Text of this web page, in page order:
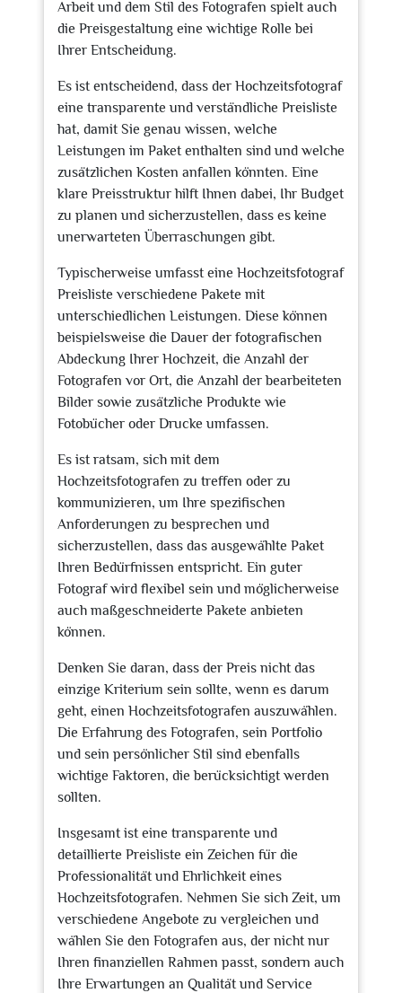
Arbeit und dem Stil des Fotografen spielt auch
die Preisgestaltung eine wichtige Rolle bei
Ihrer Entscheidung.
Es ist entscheidend, dass der Hochzeitsfotograf
eine transparente und verständliche Preisliste
hat, damit Sie genau wissen, welche
Leistungen im Paket enthalten sind und welche
zusätzlichen Kosten anfallen könnten. Eine
klare Preisstruktur hilft Ihnen dabei, Ihr Budget
zu planen und sicherzustellen, dass es keine
unerwarteten Überraschungen gibt.
Typischerweise umfasst eine Hochzeitsfotograf
Preisliste verschiedene Pakete mit
unterschiedlichen Leistungen. Diese können
beispielsweise die Dauer der fotografischen
Abdeckung Ihrer Hochzeit, die Anzahl der
Fotografen vor Ort, die Anzahl der bearbeiteten
Bilder sowie zusätzliche Produkte wie
Fotobücher oder Drucke umfassen.
Es ist ratsam, sich mit dem
Hochzeitsfotografen zu treffen oder zu
kommunizieren, um Ihre spezifischen
Anforderungen zu besprechen und
sicherzustellen, dass das ausgewählte Paket
Ihren Bedürfnissen entspricht. Ein guter
Fotograf wird flexibel sein und möglicherweise
auch maßgeschneiderte Pakete anbieten
können.
Denken Sie daran, dass der Preis nicht das
einzige Kriterium sein sollte, wenn es darum
geht, einen Hochzeitsfotografen auszuwählen.
Die Erfahrung des Fotografen, sein Portfolio
und sein persönlicher Stil sind ebenfalls
wichtige Faktoren, die berücksichtigt werden
sollten.
Insgesamt ist eine transparente und
detaillierte Preisliste ein Zeichen für die
Professionalität und Ehrlichkeit eines
Hochzeitsfotografen. Nehmen Sie sich Zeit, um
verschiedene Angebote zu vergleichen und
wählen Sie den Fotografen aus, der nicht nur
Ihren finanziellen Rahmen passt, sondern auch
Ihre Erwartungen an Qualität und Service